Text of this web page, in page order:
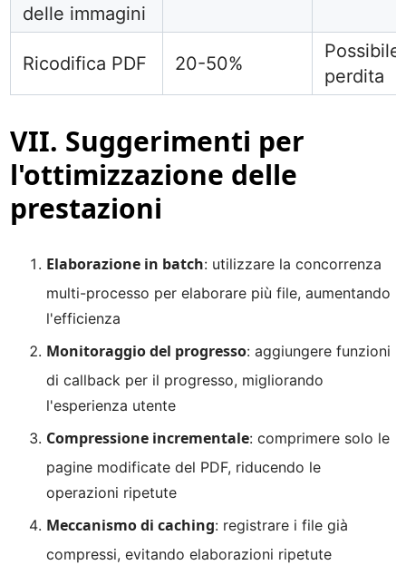
delle immagini
Ricodifica PDF 20-50%
Possibile
perdita
VII. Suggerimenti per
l'ottimizzazione delle
prestazioni
Elaborazione in batch: utilizzare la concorrenza
multi-processo per elaborare più file, aumentando
l'efficienza
Monitoraggio del progresso: aggiungere funzioni
di callback per il progresso, migliorando
l'esperienza utente
Compressione incrementale: comprimere solo le
pagine modificate del PDF, riducendo le
operazioni ripetute
Meccanismo di caching: registrare i file già
compressi, evitando elaborazioni ripetute